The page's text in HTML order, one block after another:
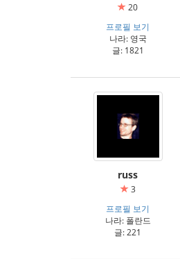
20
프로필 보기
나라: 영국
글: 1821
russ
3
프로필 보기
나라: 폴란드
글: 221